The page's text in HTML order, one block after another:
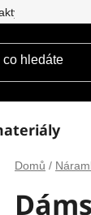
Domů /